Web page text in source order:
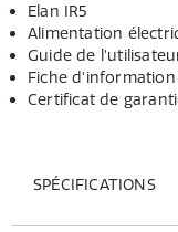
Elan IR5
Alimentation
Guide de
Fiche
Certificat de
SPÉCIFICATIONS